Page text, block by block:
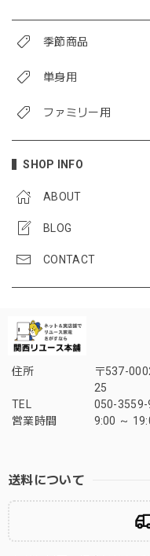
季節商品
単身用
ファミリー用
SHOP INFO
ABOUT
BLOG
CONTACT
住所
〒537-
25
TEL
050-3559-
営業時間
9:00 ～
送料について